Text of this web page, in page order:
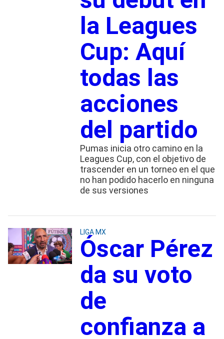
la Leagues
Cup: Aquí
todas las
acciones
del partido
Pumas inicia otro camino en la
Leagues Cup, con el objetivo de
trascender en un torneo en el que
no han podido hacerlo en ninguna
de sus versiones
LIGA MX
Óscar Pérez
da su voto
de
confianza a